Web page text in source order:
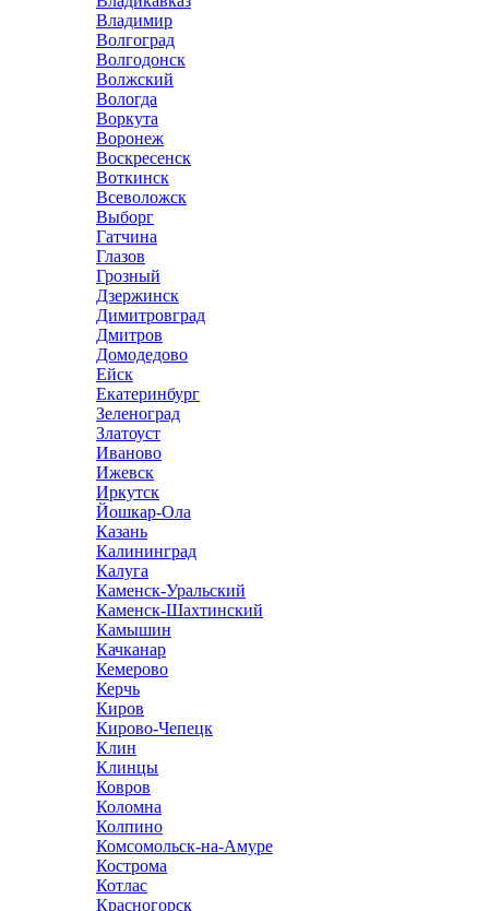
Владимир
Волгоград
Волгодонск
Волжский
Вологда
Воркута
Воронеж
Воскресенск
Воткинск
Всеволожск
Выборг
Гатчина
Глазов
Грозный
Дзержинск
Димитровград
Дмитров
Домодедово
Ейск
Екатеринбург
Зеленоград
Златоуст
Иваново
Ижевск
Иркутск
Йошкар-Ола
Казань
Калининград
Калуга
Каменск-Уральский
Каменск-Шахтинский
Камышин
Качканар
Кемерово
Керчь
Киров
Кирово-Чепецк
Клин
Клинцы
Ковров
Коломна
Колпино
Комсомольск-на-Амуре
Кострома
Котлас
Красногорск